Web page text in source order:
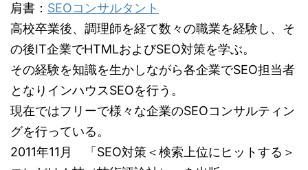
肩書： SEOコンサルタント
高校卒業後、調理師を経て数々の職業を経験し、そ
の後IT企業でHTMLおよびSEO対策を学ぶ。
その経験を知識を生かしながら各企業でSEO担当者
となりインハウスSEOを行う。
現在ではフリーで様々な企業のSEOコンサルティン
グを行っている。
2011年11月 「SEO対策＜検索上位にヒットする＞